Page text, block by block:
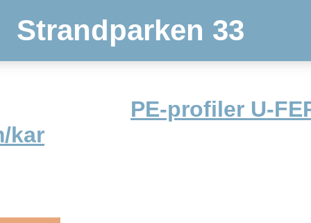
Strandparken 33
PE-profiler U-
kar